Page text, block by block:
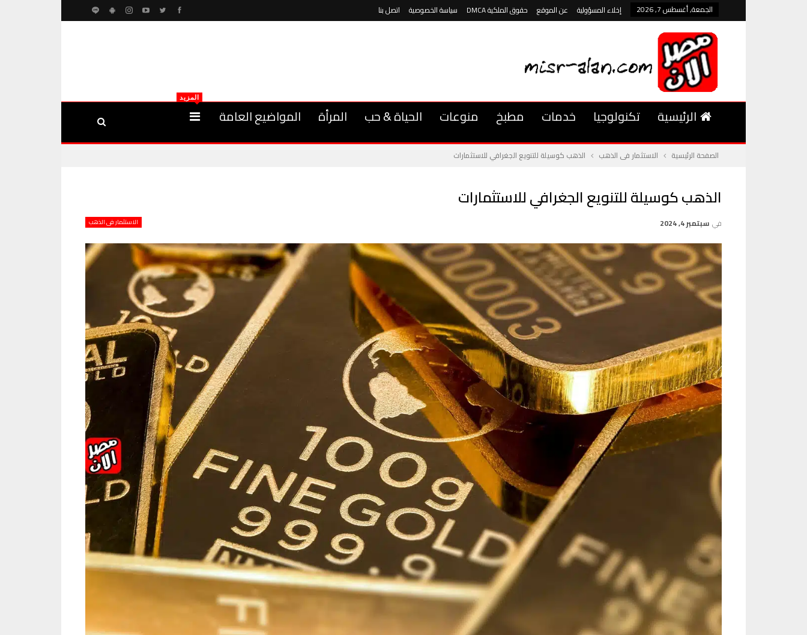
الجمعة, أغسطس 7, 2026 إخلاء المسؤولية عن الموقع حقوق الملكية DMCA سياسة الخصوصية اتصل بنا
الرئيسية تكنولوجيا خدمات مطبخ منوعات الحياة & حب المرأة المواضيع العامة
المزيد
الصفحة الرئيسية الاستثمار فى الذهب الذهب كوسيلة للتنويع الجغرافي للاستثمارات
الذهب كوسيلة للتنويع الجغرافي للاستثمارات
الاستثمار فى الذهب في سبتمبر 4, 2024